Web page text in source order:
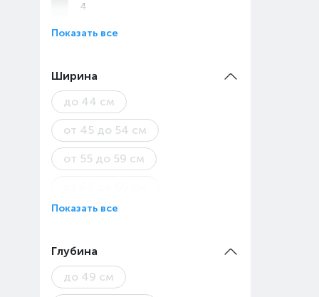
4
Показать все
Ширина
до 44 см
от 45 до 54 см
от 55 до 59 см
от 70 до 89 см
от 90 см
Показать все
Глубина
до 49 см